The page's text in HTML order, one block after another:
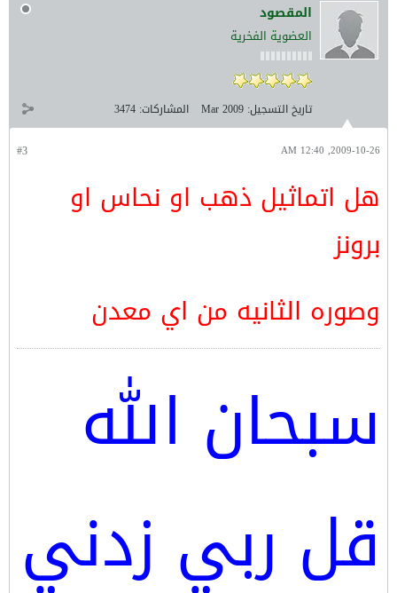
المقصود
العضوية الفخرية
تاريخ التسجيل: Mar 2009 المشاركات: 3474
#3 2009-10-26, 12:40 AM
هل اتماثيل ذهب او نحاس او
برونز
وصوره الثانيه من اي معدن
سبحان الله
قل ربي زدني